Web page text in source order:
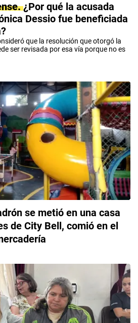
¿Por qué la acusada
Dessio fue beneficiada
que la resolución que otorgó la
ser revisada por esa vía porque no es
se metió en una casa
de City Bell, comió en el